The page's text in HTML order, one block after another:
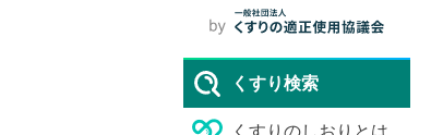
くすり検索
くすりのしおりとは